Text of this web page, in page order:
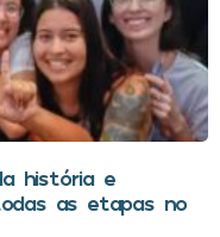
história e
as etapas no